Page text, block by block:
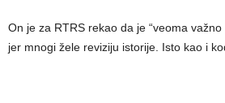
On je za RTRS rekao da je “veoma
jer mnogi žele reviziju istorije. Isto kao i